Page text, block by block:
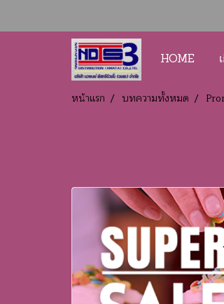
HOME
หน้าแรก บทความทั้งหมด